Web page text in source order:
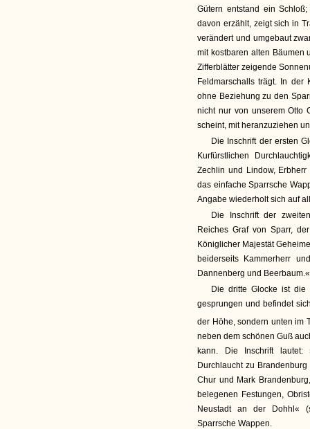
Gütern entstand ein
davon erzählt, zeigt sich in
verändert und umgebaut
mit kostbaren alten Bäumen
Zifferblätter zeigende
Feldmarschalls trägt. In
ohne Beziehung zu den
nicht nur von unserem Otto
scheint, mit heranzuziehen
Die Inschrift der ersten
Kurfürstlichen
Zechlin und Lindow,
das einfache Sparrsche
Angabe wiederholt sich auf
Die Inschrift der
Reiches Graf von Sparr,
Königlicher Majestät
beiderseits Kammerherr
Dannenberg und
Die dritte Glocke ist die
gesprungen und befindet
der Höhe, sondern unten im
neben dem schönen Guß
kann. Die Inschrift lautet:
Durchlaucht zu
Chur und Mark
belegenen Festungen,
Neustadt an der Dohhl«
Sparrsche Wappen.